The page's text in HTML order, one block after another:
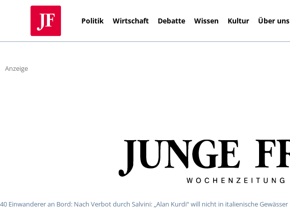
Politik Wirtschaft Debatte Wissen Kultur Über uns
Anzeige
40 Einwanderer an Bord: Nach Verbot durch Salvini: „Alan Kurdi“ will nicht in italienische Gewässer